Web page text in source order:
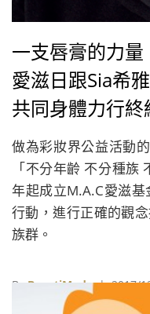
一支唇膏的力
愛滋日跟Sia希
共同身體力行
做為彩妝界公益活動
「不分年齡 不分種
年起成立M.A.C愛滋
行動，進行正確的觀
族群。
ByBeautiMode| 2017/